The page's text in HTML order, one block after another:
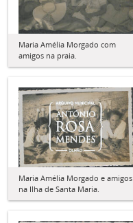
Maria Amélia Morgado com
amigos na praia.
Maria Amélia Morgado e amigos
na Ilha de Santa Maria.